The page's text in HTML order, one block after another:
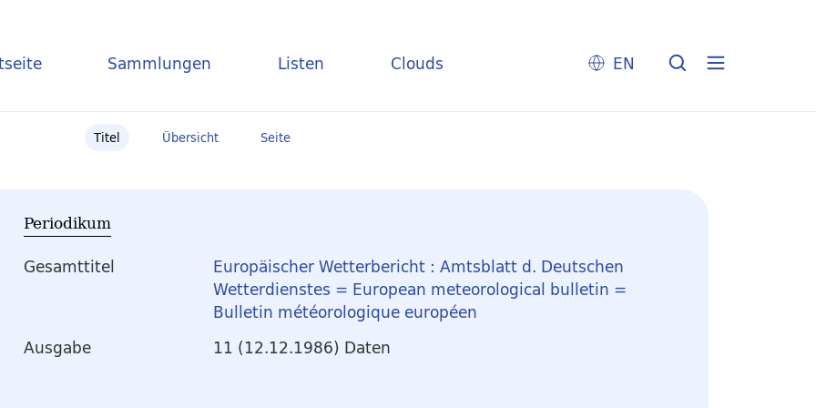
Sammlungen Listen Clouds EN
Titel Übersicht Seite
Periodikum
Gesamttitel
Europäischer Wetterbericht : Amtsblatt d. Deutschen
Wetterdienstes = European meteorological bulletin =
Bulletin météorologique européen
Ausgabe
11 (12.12.1986) Daten